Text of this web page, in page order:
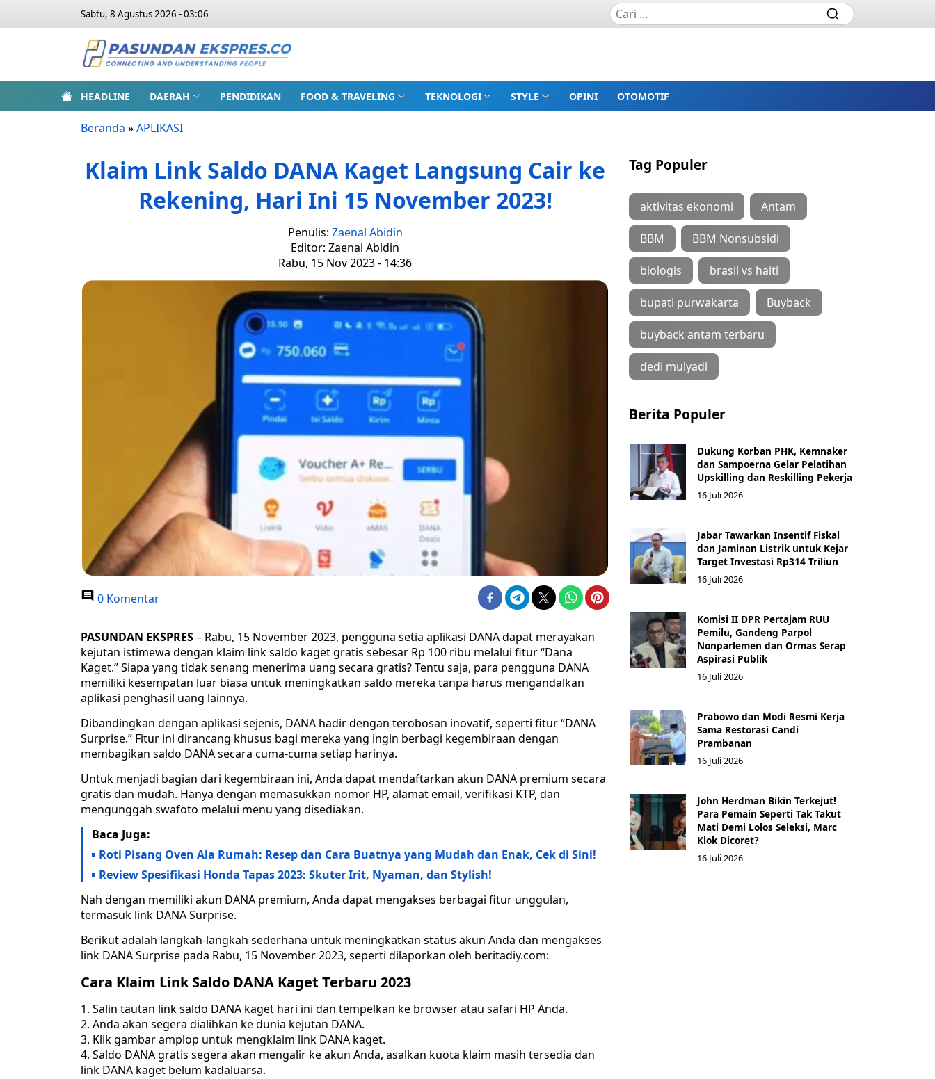
Sabtu, 8 Agustus 2026 - 03:06
HEADLINE DAERAH PENDIDIKAN FOOD & TRAVELING TEKNOLOGI STYLE OPINI OTOMOTIF
Beranda »APLIKASI
Klaim Link Saldo DANA Kaget Langsung Cair ke
Rekening, Hari Ini 15 November 2023!
Penulis: Zaenal Abidin
Editor: Zaenal Abidin
Rabu, 15 Nov 2023 - 14:36
0 Komentar
PASUNDAN EKSPRES– Rabu, 15 November 2023, pengguna setia aplikasi DANA dapat merayakan
kejutan istimewa dengan klaim link saldo kaget gratis sebesar Rp 100 ribu melalui fitur “Dana
Kaget.” Siapa yang tidak senang menerima uang secara gratis? Tentu saja, para pengguna DANA
memiliki kesempatan luar biasa untuk meningkatkan saldo mereka tanpa harus mengandalkan
aplikasi penghasil uang lainnya.
Dibandingkan dengan aplikasi sejenis, DANA hadir dengan terobosan inovatif, seperti fitur “DANA
Surprise.” Fitur ini dirancang khusus bagi mereka yang ingin berbagi kegembiraan dengan
membagikan saldo DANA secara cuma-cuma setiap harinya.
Untuk menjadi bagian dari kegembiraan ini, Anda dapat mendaftarkan akun DANA premium secara
gratis dan mudah. Hanya dengan memasukkan nomor HP, alamat email, verifikasi KTP, dan
mengunggah swafoto melalui menu yang disediakan.
Baca Juga:
Roti Pisang Oven Ala Rumah: Resep dan Cara Buatnya yang Mudah dan Enak, Cek di Sini!
Review Spesifikasi Honda Tapas 2023: Skuter Irit, Nyaman, dan Stylish!
Nah dengan memiliki akun DANA premium, Anda dapat mengakses berbagai fitur unggulan,
termasuk link DANA Surprise.
Berikut adalah langkah-langkah sederhana untuk meningkatkan status akun Anda dan mengakses
link DANA Surprise pada Rabu, 15 November 2023, seperti dilaporkan oleh beritadiy.com:
Cara Klaim Link Saldo DANA Kaget Terbaru 2023
Salin tautan link saldo DANA kaget hari ini dan tempelkan ke browser atau safari HP Anda.
Anda akan segera dialihkan ke dunia kejutan DANA.
Klik gambar amplop untuk mengklaim link DANA kaget.
Saldo DANA gratis segera akan mengalir ke akun Anda, asalkan kuota klaim masih tersedia dan
link DANA kaget belum kadaluarsa.
Tag Populer
aktivitas ekonomi Antam
BBM BBM Nonsubsidi
biologis brasil vs haiti
bupati purwakarta Buyback
buyback antam terbaru
dedi mulyadi
Berita Populer
Dukung Korban PHK, Kemnaker
dan Sampoerna Gelar Pelatihan
Upskilling dan Reskilling Pekerja
16 Juli 2026
Jabar Tawarkan Insentif Fiskal
dan Jaminan Listrik untuk Kejar
Target Investasi Rp314 Triliun
16 Juli 2026
Komisi II DPR Pertajam RUU
Pemilu, Gandeng Parpol
Nonparlemen dan Ormas Serap
Aspirasi Publik
16 Juli 2026
Prabowo dan Modi Resmi Kerja
Sama Restorasi Candi
Prambanan
16 Juli 2026
John Herdman Bikin Terkejut!
Para Pemain Seperti Tak Takut
Mati Demi Lolos Seleksi, Marc
Klok Dicoret?
16 Juli 2026